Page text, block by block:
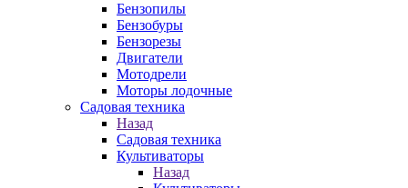
Бензопилы
Бензобуры
Бензорезы
Двигатели
Мотодрели
Моторы лодочные
Садовая техника
Назад
Садовая техника
Культиваторы
Назад